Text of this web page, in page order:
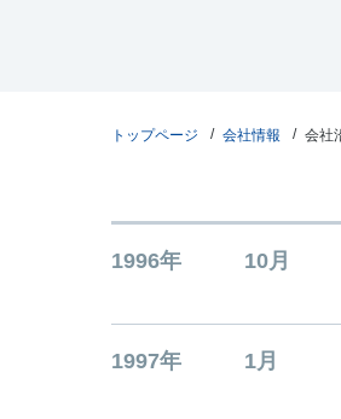
トップページ 会社情報 会社
1996年 10月
1997年 1月